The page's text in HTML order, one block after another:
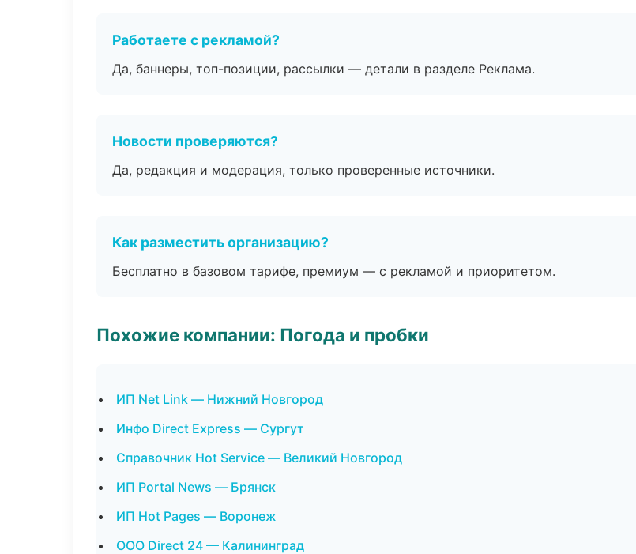
Работаете с рекламой?
Да, баннеры, топ-позиции, рассылки — детали в разделе Реклама.
Новости проверяются?
Да, редакция и модерация, только проверенные источники.
Как разместить организацию?
Бесплатно в базовом тарифе, премиум — с рекламой и приоритетом.
Похожие компании: Погода и пробки
ИП Net Link — Нижний Новгород
Инфо Direct Express — Сургут
Справочник Hot Service — Великий Новгород
ИП Portal News — Брянск
ИП Hot Pages — Воронеж
ООО Direct 24 — Калининград